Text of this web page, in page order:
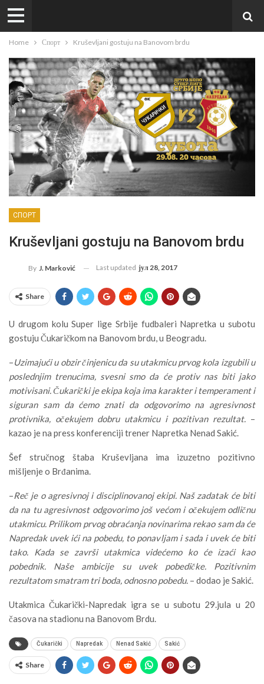
Home Спорт Kruševljani gostuju na Banovom brdu
СПОРТ
Kruševljani gostuju na Banovom brdu
By J. Marković Last updated јул 28, 2017
Share
U drugom kolu Super lige Srbije fudbaleri Napretka u subotu
gostuju Čukaričkom na Banovom brdu, u Beogradu.
–Uzimajući u obzir činjenicu da su utakmicu prvog kola izgubili u
poslednjim trenucima, svesni smo da će protiv nas biti jako
motivisani. Čukarički je ekipa koja ima karakter i temperament i
siguran sam da ćemo znati da odgovorimo na agresivnost
protivnika, očekujem dobru utakmicu i pozitivan rezultat. –
kazao je na press konferenciji trener Napretka Nenad Sakić.
Šef stručnog štaba Kruševljana ima izuzetno pozitivno
mišljenje o Brđanima.
–Reč je o agresivnoj i disciplinovanoj ekipi. Naš zadatak će biti
da na tu agresivnost odgovorimo još većom i očekujem odličnu
utakmicu. Prilikom prvog obraćanja novinarima rekao sam da će
Napredak uvek ići na pobedu, to ponavljam i sada i uvek će biti
tako. Kada se završi utakmica videćemo ko će izaći kao
pobednik. Naše ambicije su uvek pobedičke. Pozitivnim
rezultatom smatram tri boda, odnosno pobedu. – dodao je Sakić.
Utakmica Čukarički-Napredak igra se u subotu 29.jula u 20
časova na stadionu na Banovom Brdu.
Čukarički Napredak Nenad Sakić Sakić
Share